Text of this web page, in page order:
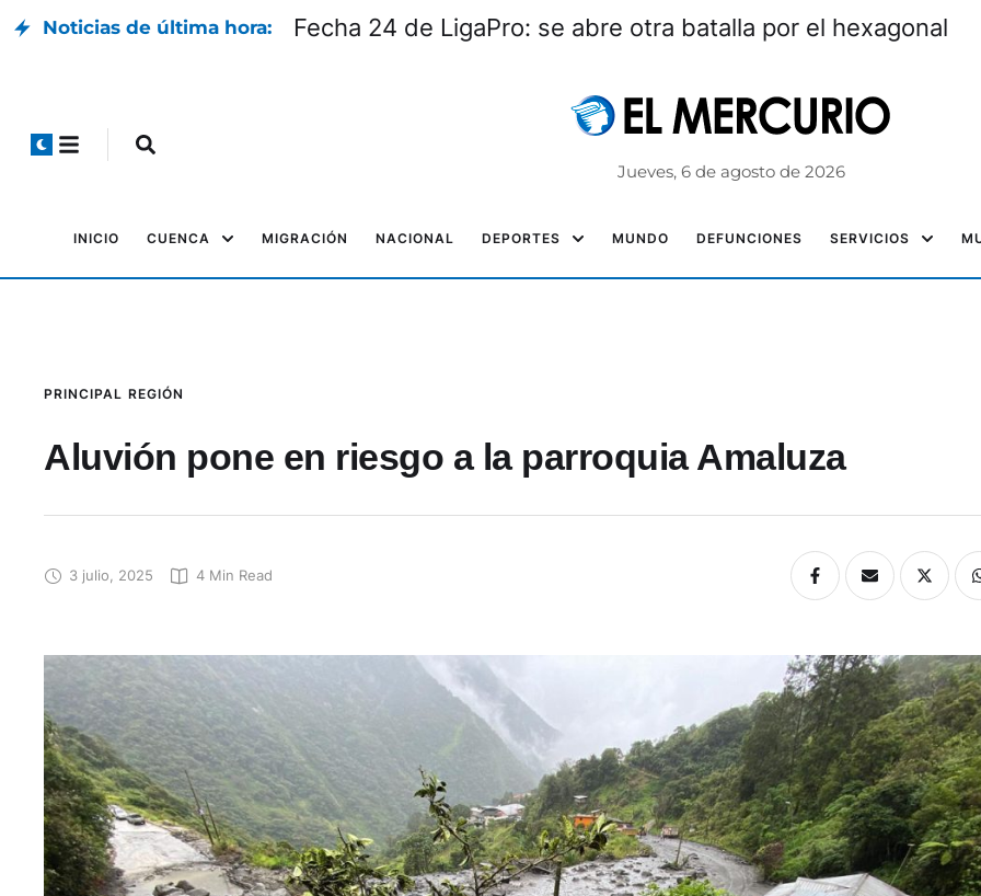
Noticias de última hora: Fecha 24 de LigaPro: se abre otra batalla por el hexagonal
Jueves, 6 de agosto de 2026
INICIO CUENCA MIGRACIÓN NACIONAL DEPORTES MUNDO DEFUNCIONES SERVICIOS
PRINCIPAL REGIÓN
Aluvión pone en riesgo a la parroquia Amaluza
3 julio, 2025 4 Min Read